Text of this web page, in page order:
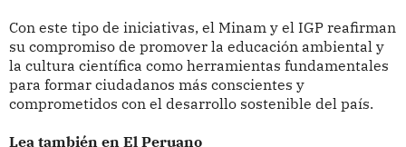
Con este tipo de iniciativas, el Minam y el IGP reafirman
su compromiso de promover la educación ambiental y
la cultura científica como herramientas fundamentales
para formar ciudadanos más conscientes y
comprometidos con el desarrollo sostenible del país.
Lea también en El Peruano